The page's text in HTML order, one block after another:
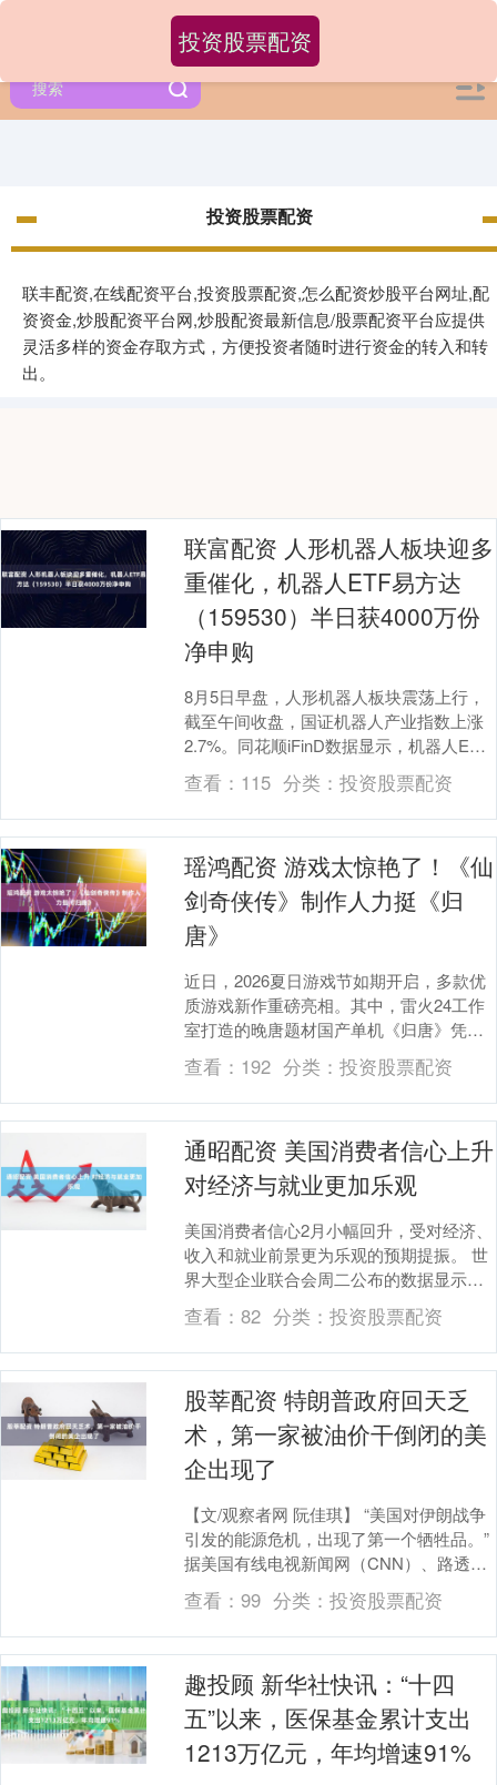
投资股票配资
联丰配资,在线配资平台,投资股票配资,怎么配资炒股平台网址,配
资资金,炒股配资平台网,炒股配资最新信息/股票配资平台应提供
灵活多样的资金存取方式，方便投资者随时进行资金的转入和转
出。
投资股票配资
联富配资 人形机器人板块迎多
重催化，机器人ETF易方达
（159530）半日获4000万份
净申购
8月5日早盘，人形机器人板块震荡上行，
截至午间收盘，国证机器人产业指数上涨
2.7%。同花顺iFinD数据显示，机器人ETF
易方达（159530，联接基金A/C：....
查看： 115 分类： 投资股票配资
瑶鸿配资 游戏太惊艳了！《仙
剑奇侠传》制作人力挺《归
唐》
近日，2026夏日游戏节如期开启，多款优
质游戏新作重磅亮相。其中，雷火24工作
室打造的晚唐题材国产单机《归唐》凭借
全新剧情播片收获超高关注度，更获《仙
剑奇侠传》....
查看： 192 分类： 投资股票配资
通昭配资 美国消费者信心上升
对经济与就业更加乐观
美国消费者信心2月小幅回升，受对经济、
收入和就业前景更为乐观的预期提振。 世
界大型企业联合会周二公布的数据显示，
消费者信心指数从前月上修后的89升至
91.2。接....
查看：82 分类： 投资股票配资
股莘配资 特朗普政府回天乏
术，第一家被油价干倒闭的美
企出现了
【文/观察者网 阮佳琪】 “美国对伊朗战争
引发的能源危机，出现了第一个牺牲品。”
据美国有线电视新闻网（CNN）、路透社
等报道，破产重组中的美国廉价航空巨头
精神....
查看：99 分类： 投资股票配资
趣投顾 新华社快讯：“十四
五”以来，医保基金累计支出
1213万亿元，年均增速91%